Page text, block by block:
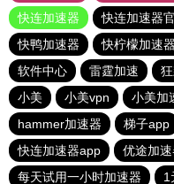
快连加速器
快连加速器
快鸭加速器
快柠檬加速器
软件中心
雷霆加速
小美
小美vpn 小美加
hammer加速器
梯子app
快连加速器app
优途加
每天试用一小时加速器
1